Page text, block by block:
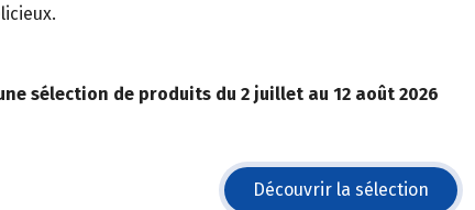
sélection de produits du 2 juillet au 12 août 2026
Découvrir la sélection